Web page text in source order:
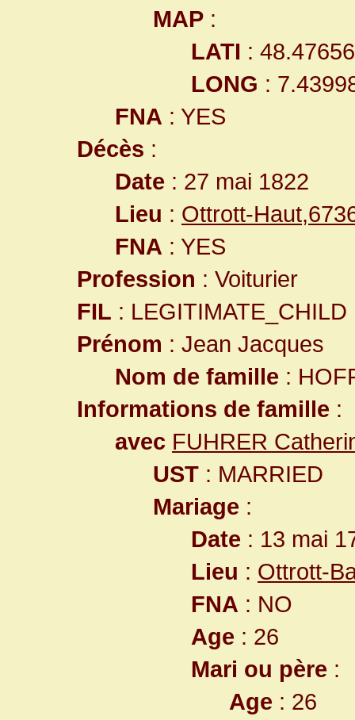
MAP :
LATI :
LONG :
FNA : YES
Décès :
Date : 27 mai 1822
Lieu : Ottrott-
FNA : YES
Profession : Voiturier
FIL : LEGITIMATE_CHILD
Prénom : Jean Jacques
Nom de famille :
Informations de famille :
avec FUHRER
UST : MARRIED
Mariage :
Date : 13 mai
Lieu : Ottrott-
FNA : NO
Age : 26
Mari ou père :
Age : 26